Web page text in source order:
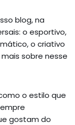
blog, na
o esportivo,
o criativo
sobre nesse
o estilo que
gostam do